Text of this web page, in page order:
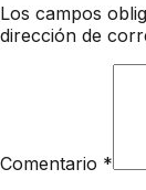
Los campos
dirección de
Comentario *